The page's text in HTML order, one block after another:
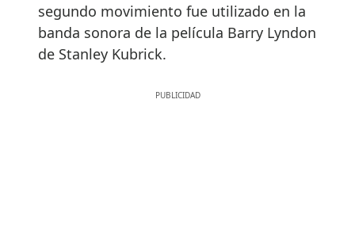
segundo movimiento fue utilizado en la
banda sonora de la película Barry Lyndon
de Stanley Kubrick.